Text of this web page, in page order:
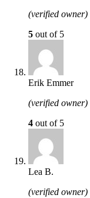
(verified owner)
5 out of 5
Erik Emmer
(verified owner)
4 out of 5
Lea B.
(verified owner)